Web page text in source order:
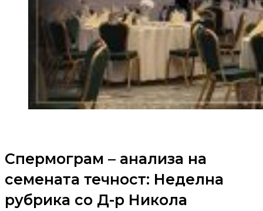
Спермограм – анализа на
семената течност: Неделна
рубрика со Д-р Никола